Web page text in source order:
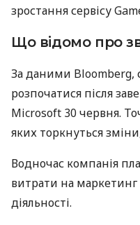
зростання сервісу
Що відомо про
За даними Bloomberg,
розпочатися після
Microsoft 30 червня.
яких торкнуться
Водночас компанія
витрати на
діяльності.